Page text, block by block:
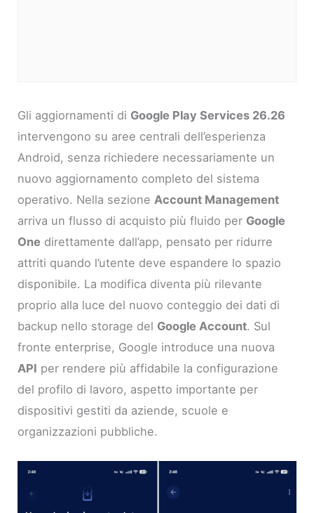
Gli aggiornamenti di Google Play Services 26.26
intervengono su aree centrali dell’esperienza
Android, senza richiedere necessariamente un
nuovo aggiornamento completo del sistema
operativo. Nella sezioneAccount Management
arriva un flusso di acquisto più fluido per Google
One direttamente dall’app, pensato per ridurre
attriti quando l’utente deve espandere lo spazio
disponibile. La modifica diventa più rilevante
proprio alla luce del nuovo conteggio dei dati di
backup nello storage del Google Account. Sul
fronte enterprise, Google introduce una nuova
API per rendere più affidabile la configurazione
del profilo di lavoro, aspetto importante per
dispositivi gestiti da aziende, scuole e
organizzazioni pubbliche.